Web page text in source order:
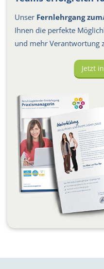
Unser Fernlehrgang
Ihnen die perfekte
und mehr Verantwortung
Jetzt